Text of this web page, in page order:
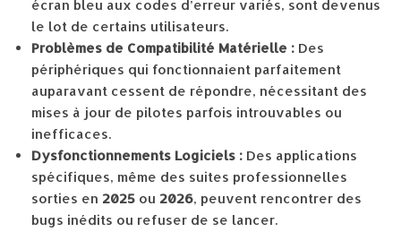
écran bleu aux codes d’erreur variés, sont devenus
le lot de certains utilisateurs.
Problèmes de Compatibilité Matérielle : Des
périphériques qui fonctionnaient parfaitement
auparavant cessent de répondre, nécessitant des
mises à jour de pilotes parfois introuvables ou
inefficaces.
Dysfonctionnements Logiciels : Des applications
spécifiques, même des suites professionnelles
sorties en 2025 ou 2026, peuvent rencontrer des
bugs inédits ou refuser de se lancer.